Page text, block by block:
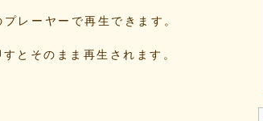
レーヤーで再生できます。
とそのまま再生されます。